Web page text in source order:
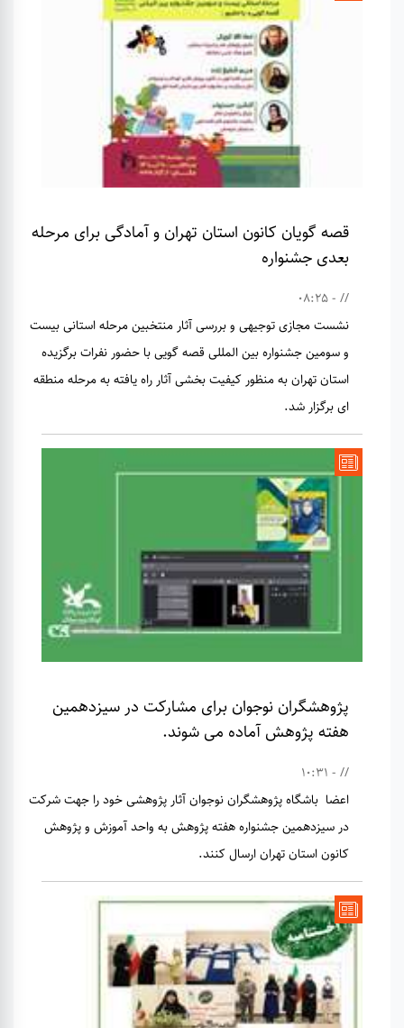
قصه گویان کانون استان تهران و آمادگی برای مرحله
بعدی جشنواره
// - 08:25
نشست مجازی توجیهی و بررسی آثار منتخبین مرحله استانی بیست
و سومین جشنواره بین المللی قصه گویی با حضور نفرات برگزیده
استان تهران به منظور کیفیت بخشی آثار راه یافته به مرحله منطقه
ای برگزار شد.
پژوهشگران نوجوان برای مشارکت در سیزدهمین
هفته پژوهش آماده می شوند.
// - 10:31
اعضا باشگاه پژوهشگران نوجوان آثار پژوهشی خود را جهت شرکت
در سیزدهمین جشنواره هفته پژوهش به واحد آموزش و پژوهش
کانون استان تهران ارسال کنند.